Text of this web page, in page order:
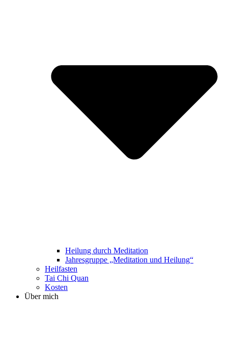
Heilung durch Meditation
Jahresgruppe „Meditation und Heilung“
Heilfasten
Tai Chi Quan
Kosten
Über mich